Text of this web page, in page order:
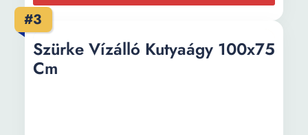
#3
Szürke Vízálló Kutyaágy 100x75
Cm